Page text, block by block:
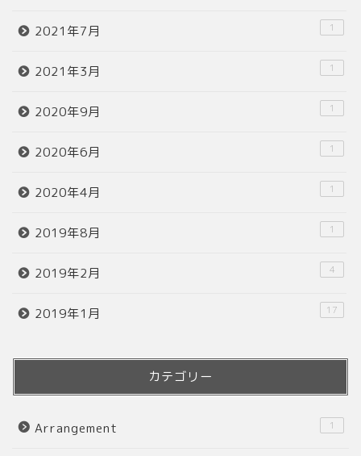
2021年7月 1
2021年3月 1
2020年9月 1
2020年6月 1
2020年4月 1
2019年8月 1
2019年2月 4
2019年1月 17
カテゴリー
Arrangement 1